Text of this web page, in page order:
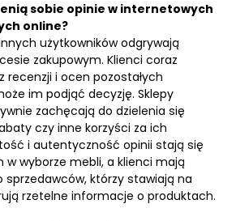
sobie opinie w internetowych
online?
użytkowników odgrywają
zakupowym. Klienci coraz
recenzji i ocen pozostałych
im podjąć decyzję. Sklepy
zachęcają do dzielenia się
czy inne korzyści za ich
i autentyczność opinii stają się
w wyborze mebli, a klienci mają
sprzedawców, którzy stawiają na
rzetelne informacje o produktach.